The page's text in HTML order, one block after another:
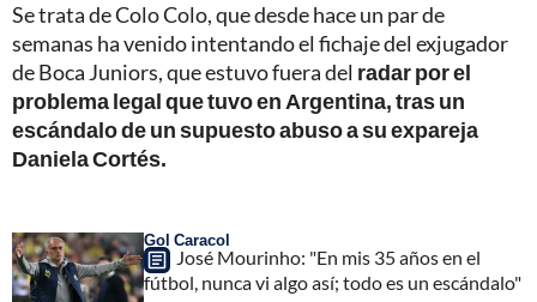
Se trata de Colo Colo, que desde hace un par de
semanas ha venido intentando el fichaje del exjugador
de Boca Juniors, que estuvo fuera del radar por el
problema legal que tuvo en Argentina, tras un
escándalo de un supuesto abuso a su expareja
Daniela Cortés.
Gol Caracol
José Mourinho: "En mis 35 años en el
fútbol, nunca vi algo así; todo es un escándalo"